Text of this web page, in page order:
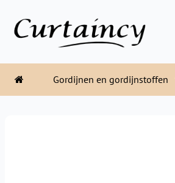
Gordijnen en gordijnstoffen